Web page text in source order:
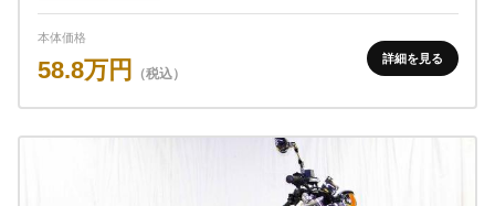
本体価格
58.8万円 （税込）
詳細を見る